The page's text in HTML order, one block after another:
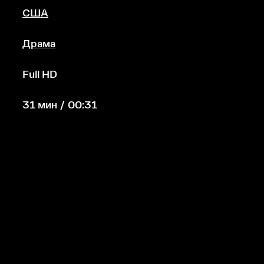
США
Драма
Full HD
31 мин / 00:31